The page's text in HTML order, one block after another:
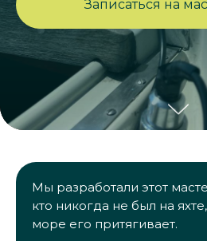
Записаться на
Мы разработали этот
кто никогда не был на
море его притягивает.